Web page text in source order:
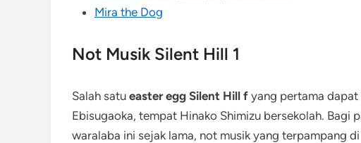
Mira the Dog
Not Musik Silent Hill 1
Salah satu easter egg Silent Hill f yang pertama dapat
Ebisugaoka, tempat Hinako Shimizu bersekolah. Bagi
waralaba ini sejak lama, not musik yang terpampang